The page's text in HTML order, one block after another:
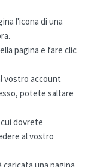
l'icona di una
pagina e fare clic
vostro account
potete saltare
dovrete
al vostro